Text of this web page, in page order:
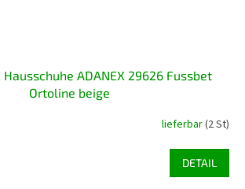
ADANEX 29626 Fussbet
Ortoline beige
lieferbar(2 St)
DETAIL